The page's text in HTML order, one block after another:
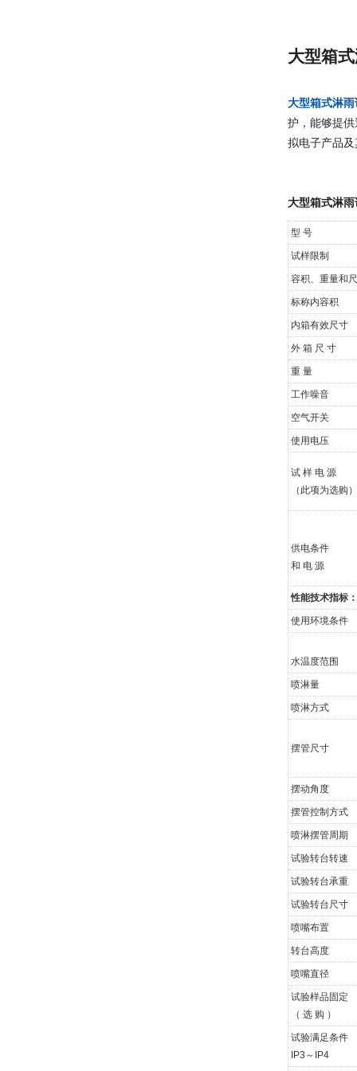
大型箱
大型箱式淋
护，能够提
拟电子产品
大型箱式淋
型 号
试样限制
容积、重量和
标称内容积
内箱有效尺寸
外 箱 尺 寸
重 量
工作噪音
空气开关
使用电压
试 样 电 源
（此项为选购
供电条件
和 电 源
性能技术指标
使用环境条件
水温度范围
喷淋量
喷淋方式
摆管尺寸
摆动角度
摆管控制方式
喷淋摆管周期
试验转台转速
试验转台承重
试验转台尺寸
喷嘴布置
转台高度
喷嘴直径
试验样品固定
（ 选 购 ）
试验满足条件
IP3～IP4